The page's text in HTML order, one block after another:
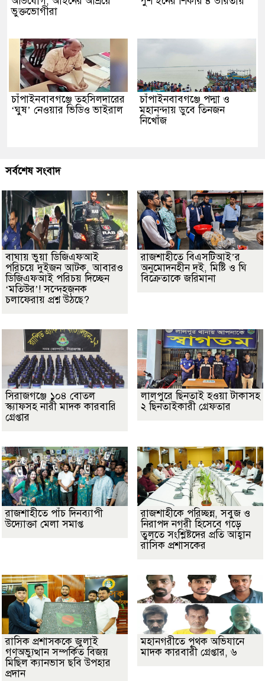
ভুক্তভোগীরা
চাঁপাইনবাবগঞ্জে তহসিলদারের
‘ঘুষ’ নেওয়ার ভিডিও ভাইরাল
চাঁপাইনবাবগঞ্জে পদ্মা ও
মহানন্দায় ডুবে তিনজন
নিখোঁজ
সর্বশেষ সংবাদ
বাঘায় ভুয়া ডিজিএফআই
পরিচয়ে দুইজন আটক, আবারও
ডিজিএফআই পরিচয় দিচ্ছেন
‘মতিউর’! সন্দেহজনক
চলাফেরায় প্রশ্ন উঠছে?
রাজশাহীতে বিএসটিআই’র
অনুমোদনহীন দই, মিষ্টি ও ঘি
বিক্রেতাকে জরিমানা
সিরাজগঞ্জে ১০৪ বোতল
স্ক্যাফসহ নারী মাদক কারবারি
গ্রেপ্তার
লালপুরে ছিনতাই হওয়া টাকাসহ
২ ছিনতাইকারী গ্রেফতার
রাজশাহীতে পাঁচ দিনব্যাপী
উদ্যোক্তা মেলা সমাপ্ত
রাজশাহীকে পরিচ্ছন্ন, সবুজ ও
নিরাপদ নগরী হিসেবে গড়ে
তুলতে সংশ্লিষ্টদের প্রতি আহ্বান
রাসিক প্রশাসকের
রাসিক প্রশাসককে জুলাই
গণঅভ্যুত্থান সম্পর্কিত বিজয়
মিছিল ক্যানভাস ছবি উপহার
প্রদান
মহানগরীতে পৃথক অভিযানে
মাদক কারবারী গ্রেপ্তার, ৬